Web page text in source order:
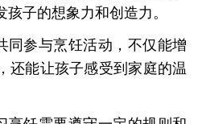
子的想象力和创造力。
同参与烹饪活动，不仅能增
还能让孩子感受到家庭的温